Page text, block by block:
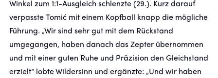
Winkel zum 1:1-Ausgleich schlenzte (29.). Kurz darauf
verpasste Tomić mit einem Kopfball knapp die mögliche
Führung. „Wir sind sehr gut mit dem Rückstand
umgegangen, haben danach das Zepter übernommen
und mit einer guten Ruhe und Präzision den Gleichstand
erzielt“ lobte Wildersinn und ergänzte: „Und wir haben